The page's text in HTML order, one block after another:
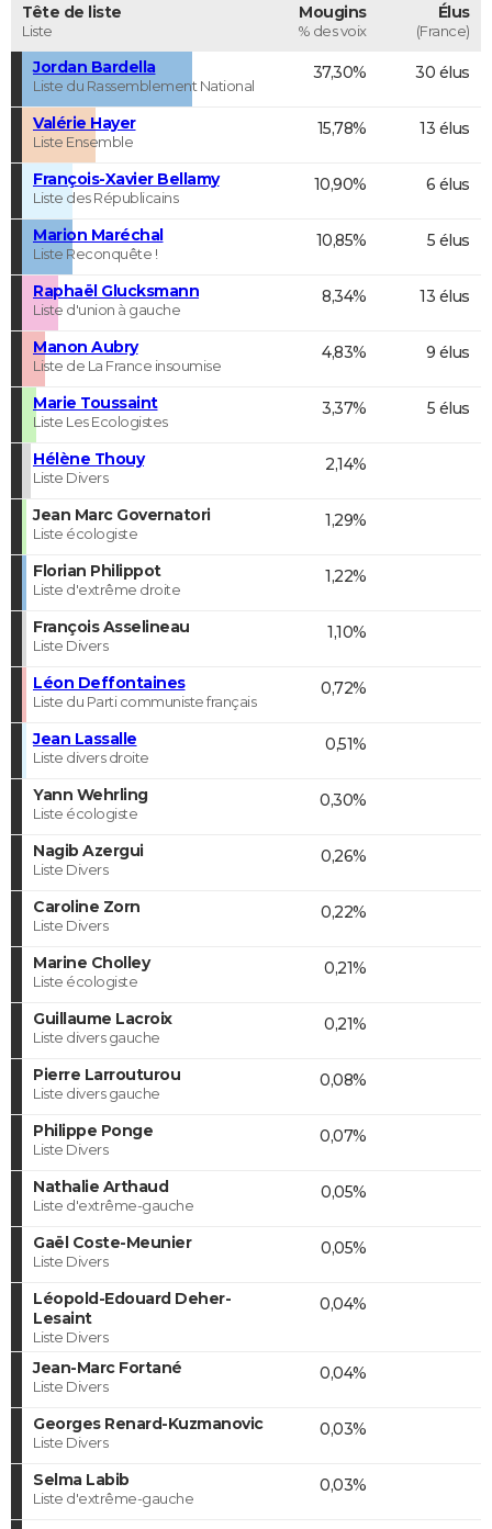
Tête de liste
Liste
Mougins
% des voix
Élus
(France)
Jordan Bardella
Liste du Rassemblement National
37,30% 30 élus
Valérie Hayer
Liste Ensemble
15,78% 13 élus
François-Xavier Bellamy
Liste des Républicains
10,90% 6 élus
Marion Maréchal
Liste Reconquête !
10,85% 5 élus
Raphaël Glucksmann
Liste d'union à gauche
8,34% 13 élus
Manon Aubry
Liste de La France insoumise
4,83% 9 élus
Marie Toussaint
Liste Les Ecologistes
3,37% 5 élus
Hélène Thouy
Liste Divers
2,14%
Jean Marc Governatori
Liste écologiste
1,29%
Florian Philippot
Liste d'extrême droite
1,22%
François Asselineau
Liste Divers
1,10%
Léon Deffontaines
Liste du Parti communiste français
0,72%
Jean Lassalle
Liste divers droite
0,51%
Yann Wehrling
Liste écologiste
0,30%
Nagib Azergui
Liste Divers
0,26%
Caroline Zorn
Liste Divers
0,22%
Marine Cholley
Liste écologiste
0,21%
Guillaume Lacroix
Liste divers gauche
0,21%
Pierre Larrouturou
Liste divers gauche
0,08%
Philippe Ponge
Liste Divers
0,07%
Nathalie Arthaud
Liste d'extrême-gauche
0,05%
Gaël Coste-Meunier
Liste Divers
0,05%
Léopold-Edouard Deher-
Lesaint
Liste Divers
0,04%
Jean-Marc Fortané
Liste Divers
0,04%
Georges Renard-Kuzmanovic
Liste Divers
0,03%
Selma Labib
Liste d'extrême-gauche
0,03%